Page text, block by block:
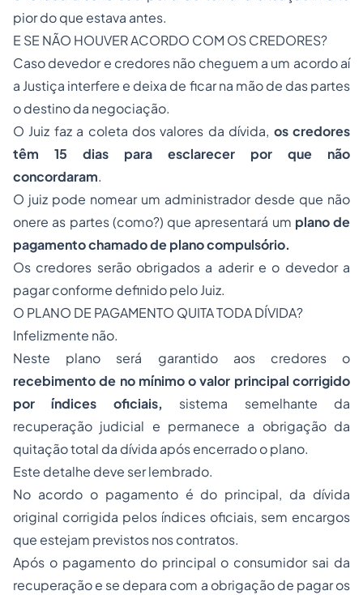
pior do que estava antes.
E SE NÃO HOUVER ACORDO COM OS CREDORES?
Caso devedor e credores não cheguem a um acordo aí
a Justiça interfere e deixa de ficar na mão de das partes
o destino da negociação.
O Juiz faz a coleta dos valores da dívida, os credores
têm 15 dias para esclarecer por que não
concordaram.
O juiz pode nomear um administrador desde que não
onere as partes (como?) que apresentará um plano de
pagamento chamado de plano compulsório.
Os credores serão obrigados a aderir e o devedor a
pagar conforme definido pelo Juiz.
O PLANO DE PAGAMENTO QUITA TODA DÍVIDA?
Infelizmente não.
Neste plano será garantido aos credores o
recebimento de no mínimo o valor principal corrigido
por índices oficiais, sistema semelhante da
recuperação judicial e permanece a obrigação da
quitação total da dívida após encerrado o plano.
Este detalhe deve ser lembrado.
No acordo o pagamento é do principal, da dívida
original corrigida pelos índices oficiais, sem encargos
que estejam previstos nos contratos.
Após o pagamento do principal o consumidor sai da
recuperação e se depara com a obrigação de pagar os